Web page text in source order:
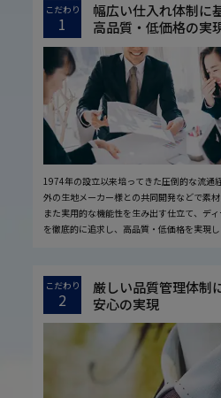
こだわり
1
幅広い仕入れ体制に
高品質・低価格の実
1974年の設立以来培ってきた圧倒的な流通
外の生地メーカー様との共同開発などで素
また実用的な機能性を生み出す仕立て、デ
を徹底的に追求し、高品質・低価格を実現
こだわり
2
厳しい品質管理体制
安心の実現